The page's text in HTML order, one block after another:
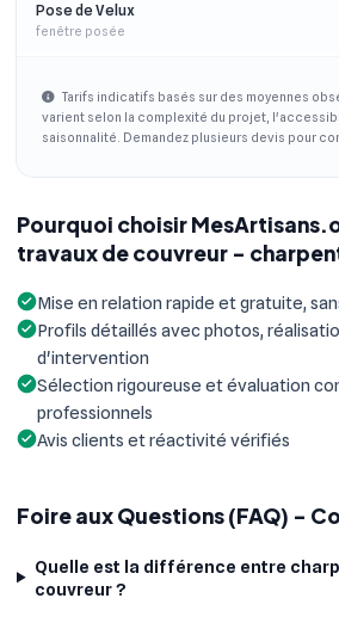
Pose de Velux
fenêtre posée
Tarifs indicatifs basés sur des moyennes
varient selon la complexité du projet,
saisonnalité. Demandez plusieurs devis pour
Pourquoi choisir
travaux de couvreur -
Mise en relation rapide et gratuite,
Profils détaillés avec photos,
d'intervention
Sélection rigoureuse et évaluation
professionnels
Avis clients et réactivité vérifiés
Foire aux Questions (FAQ) -
Quelle est la différence entre
couvreur ?